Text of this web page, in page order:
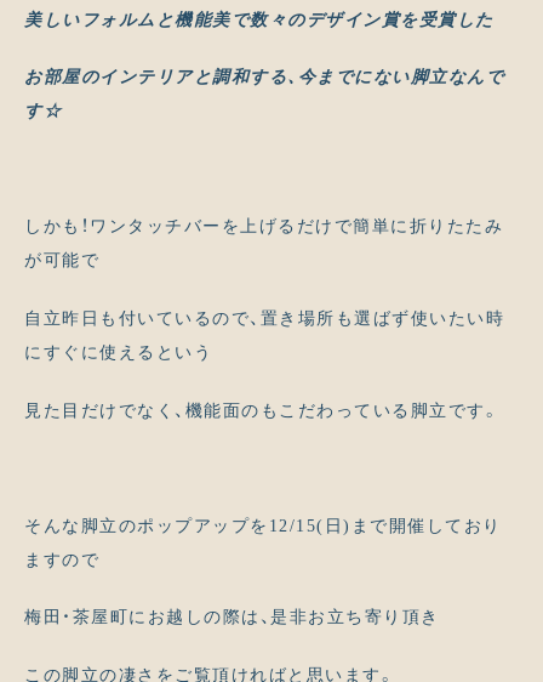
美しいフォルムと機能美で数々のデザイン賞を受賞した
お部屋のインテリアと調和する、今までにない脚立なんで
す☆
しかも！ワンタッチバーを上げるだけで簡単に折りたたみ
が可能で
自立昨日も付いているので、置き場所も選ばず使いたい時
にすぐに使えるという
見た目だけでなく、機能面のもこだわっている脚立です。
そんな脚立のポップアップを12/15(日)まで開催しており
ますので
梅田・茶屋町にお越しの際は、是非お立ち寄り頂き
この脚立の凄さをご覧頂ければと思います。